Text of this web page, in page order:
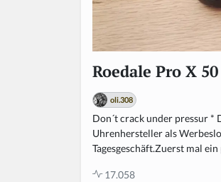
Roedale Pro X
oli.308
Don´t crack under pressur *
Uhrenhersteller als
Tagesgeschäft.Zuerst mal ein
17.058